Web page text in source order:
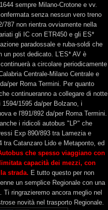
sempre Milano-Crotone e vv.
senza nessun vero treno
787 non rientra ovviamente nella
gli IC con ETR450 e gli ES*
paradossale e ruba-soldi che
un post dedicato. L'ES* AV è
a circolare periodicamente
Centrale-Milano Centrale e
per Roma Termini. Per quanto
continueranno a collegare di notte
1595 da/per Bolzano, i
e l'891/892 da/per Roma Termini.
i ridicoli autobus "LP" che
Exp 890/893 tra Lamezia e
tra Catanzaro Lido e Metaponto, ed
che spesso viaggiano con
capacità dei mezzi, con
strada. E tutto questo per non
un semplice Regionale con una
Ti ringrazieremo ancora meglio nel
novità nel trasporto Regionale.